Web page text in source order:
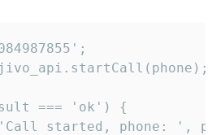
=== 'ok') {
started, phone: ',